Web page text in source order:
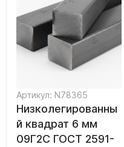
Артикул: N78365
Низколегированны
й квадрат 6 мм
09Г2С ГОСТ 2591-